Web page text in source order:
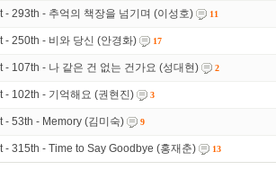
- 293th - 추억의 책장을 넘기며 (이성호) 11
- 250th - 비와 당신 (안경화) 17
- 107th - 나 같은 건 없는 건가요 (성대현) 2
- 102th - 기억해요 (권현진) 3
- 53th - Memory (김미숙) 9
- 315th - Time to Say Goodbye (홍재춘) 13